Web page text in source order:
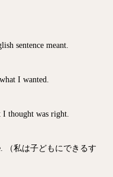
sentence meant.
I wanted.
thought was right.
（私は子どもにできるす